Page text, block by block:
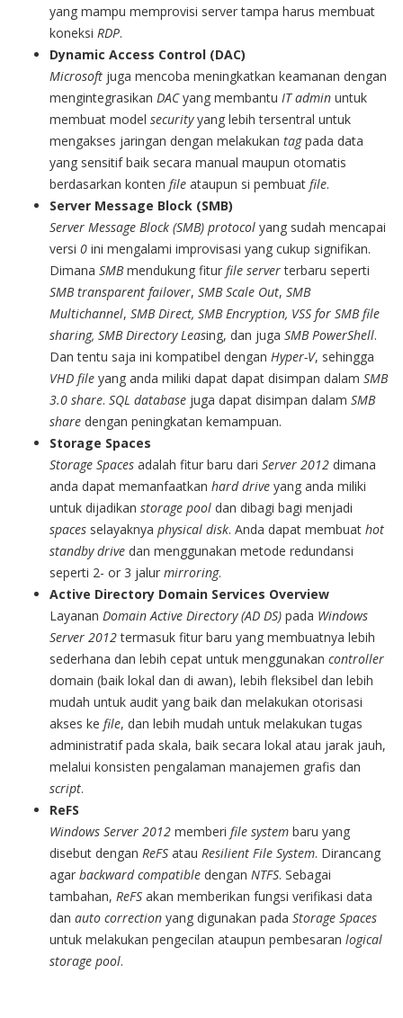
yang mampu memprovisi server tampa harus membuat
koneksi RDP.
Dynamic Access Control (DAC)
Microsoft juga mencoba meningkatkan keamanan dengan
mengintegrasikan DACyang membantu IT admin untuk
membuat model securityyang lebih tersentral untuk
mengakses jaringan dengan melakukan tagpada data
yang sensitif baik secara manual maupun otomatis
berdasarkan konten file ataupun si pembuat file.
Server Message Block (SMB)
Server Message Block (SMB) protocol yang sudah mencapai
versi 0 ini mengalami improvisasi yang cukup signifikan.
Dimana SMBmendukung fitur file serverterbaru seperti
SMB transparent failover, SMB Scale Out, SMB
Multichannel, SMB Direct, SMB Encryption, VSS for SMB file
sharing, SMB Directory Leasing, dan juga SMB PowerShell.
Dan tentu saja ini kompatibel dengan Hyper-V, sehingga
VHD file yang anda miliki dapat dapat disimpan dalam SMB
3.0 share. SQL database juga dapat disimpan dalam SMB
share dengan peningkatan kemampuan.
Storage Spaces
Storage Spaces adalah fitur baru dari Server 2012 dimana
anda dapat memanfaatkan hard drive yang anda miliki
untuk dijadikan storage pool dan dibagi bagi menjadi
spaces selayaknya physical disk. Anda dapat membuat hot
standby drive dan menggunakan metode redundansi
seperti 2- or 3 jalur mirroring.
Active Directory Domain Services Overview
Layanan Domain Active Directory (AD DS) pada Windows
Server 2012termasuk fitur baru yang membuatnya lebih
sederhana dan lebih cepat untuk menggunakan controller
domain (baik lokal dan di awan), lebih fleksibel dan lebih
mudah untuk audit yang baik dan melakukan otorisasi
akses ke file, dan lebih mudah untuk melakukan tugas
administratif pada skala, baik secara lokal atau jarak jauh,
melalui konsisten pengalaman manajemen grafis dan
script.
ReFS
Windows Server 2012 memberi file system baru yang
disebut dengan ReFS atau Resilient File System. Dirancang
agar backward compatible dengan NTFS. Sebagai
tambahan, ReFS akan memberikan fungsi verifikasi data
dan auto correction yang digunakan pada Storage Spaces
untuk melakukan pengecilan ataupun pembesaran logical
storage pool.